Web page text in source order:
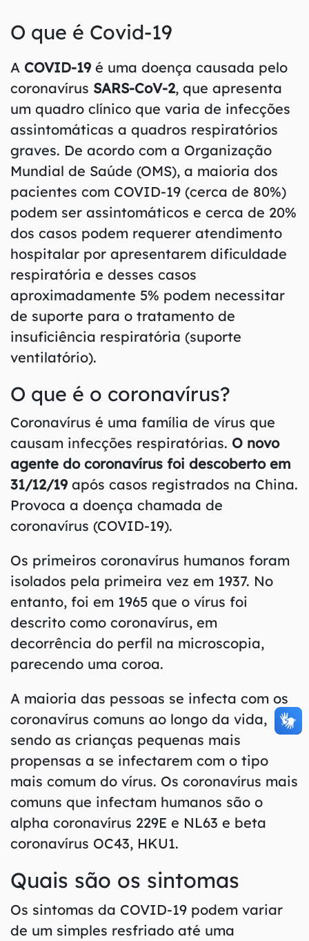
O que é Covid-19
A COVID-19 é uma doença causada pelo
coronavírus SARS-CoV-2, que apresenta
um quadro clínico que varia de infecções
assintomáticas a quadros respiratórios
graves. De acordo com a Organização
Mundial de Saúde (OMS), a maioria dos
pacientes com COVID-19 (cerca de 80%)
podem ser assintomáticos e cerca de 20%
dos casos podem requerer atendimento
hospitalar por apresentarem dificuldade
respiratória e desses casos
aproximadamente 5% podem necessitar
de suporte para o tratamento de
insuficiência respiratória (suporte
ventilatório).
O que é o coronavírus?
Coronavírus é uma família de vírus que
causam infecções respiratórias. O novo
agente do coronavírus foi descoberto em
31/12/19 após casos registrados na China.
Provoca a doença chamada de
coronavírus (COVID-19).
Os primeiros coronavírus humanos foram
isolados pela primeira vez em 1937. No
entanto, foi em 1965 que o vírus foi
descrito como coronavírus, em
decorrência do perfil na microscopia,
parecendo uma coroa.
A maioria das pessoas se infecta com os
coronavírus comuns ao longo da vida,
sendo as crianças pequenas mais
propensas a se infectarem com o tipo
mais comum do vírus. Os coronavírus mais
comuns que infectam humanos são o
alpha coronavírus 229E e NL63 e beta
coronavírus OC43, HKU1.
Quais são os sintomas
Os sintomas da COVID-19 podem variar
de um simples resfriado até uma